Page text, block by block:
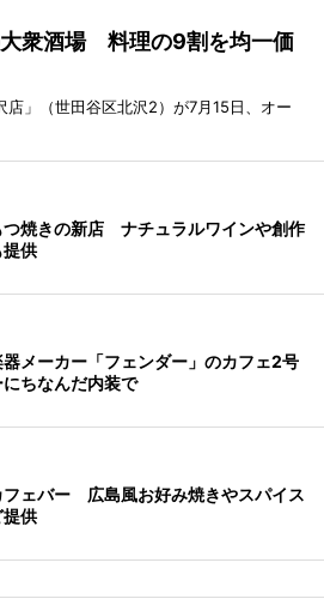
衆酒場 料理の9割を均一価
店」（世田谷区北沢2）が7月15日、オー
つ焼きの新店 ナチュラルワインや創作
提供
メーカー「フェンダー」のカフェ2号
ちなんだ内装で
フェバー 広島風お好み焼きやスパイス
供